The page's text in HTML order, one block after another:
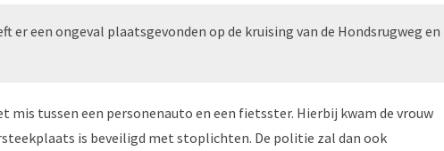
er een ongeval plaatsgevonden op de kruising van de Hondsrugweg en
mis tussen een personenauto en een fietsster. Hierbij kwam de vrouw
is beveiligd met stoplichten. De politie zal dan ook